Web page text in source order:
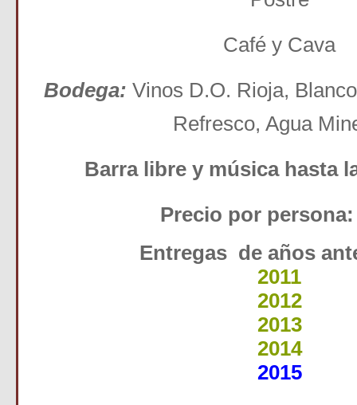
Café y Cava
Bodega: Vinos D.O. Rioja,
Refresco, Agua
Barra libre y música hasta
Precio por persona:
Entregas de años
2011
2012
2013
2014
2015